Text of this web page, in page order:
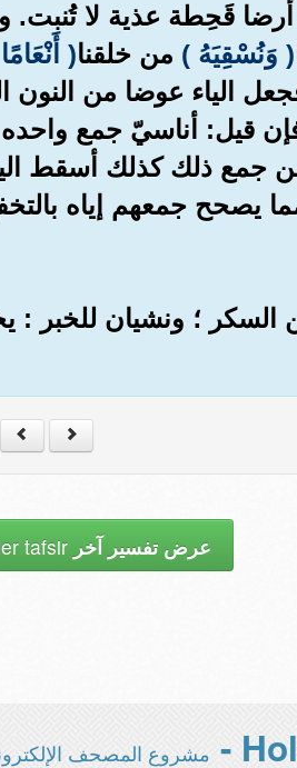
قَحِطة عذية لا تُنبت.
( وَنُسْقِيَهُ ) من خلقنا(
الياء عوضا من النون
قيل: أناسيّ جمع
جمع ذلك كذلك أسقط
يصحح جمعهم إياه
؛ ونشيان للخبر :
عرض تفسير آخر
مشروع المصحف